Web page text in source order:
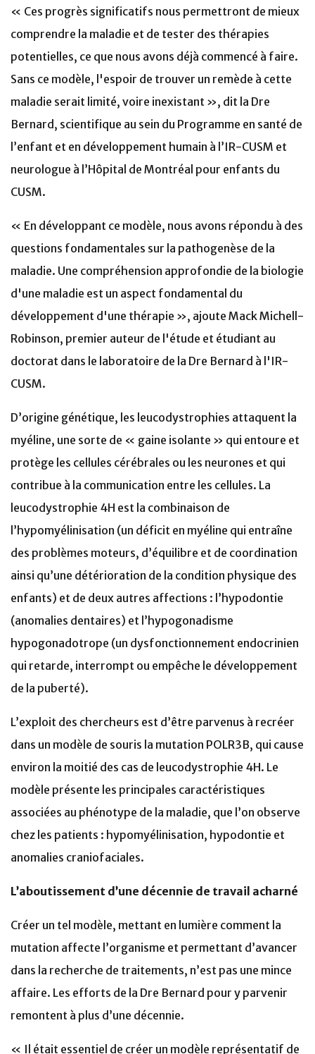
« Ces progrès significatifs nous permettront de mieux
comprendre la maladie et de tester des thérapies
potentielles, ce que nous avons déjà commencé à faire.
Sans ce modèle, l'espoir de trouver un remède à cette
maladie serait limité, voire inexistant », dit la Dre
Bernard, scientifique au sein du Programme en santé de
l’enfant et en développement humain à l’IR-CUSM et
neurologue à l’Hôpital de Montréal pour enfants du
CUSM.
« En développant ce modèle, nous avons répondu à des
questions fondamentales sur la pathogenèse de la
maladie. Une compréhension approfondie de la biologie
d'une maladie est un aspect fondamental du
développement d'une thérapie », ajoute Mack Michell-
Robinson, premier auteur de l'étude et étudiant au
doctorat dans le laboratoire de la Dre Bernard à l'IR-
CUSM.
D’origine génétique, les leucodystrophies attaquent la
myéline, une sorte de « gaine isolante » qui entoure et
protège les cellules cérébrales ou les neurones et qui
contribue à la communication entre les cellules. La
leucodystrophie 4H est la combinaison de
l’hypomyélinisation (un déficit en myéline qui entraîne
des problèmes moteurs, d’équilibre et de coordination
ainsi qu’une détérioration de la condition physique des
enfants) et de deux autres affections : l’hypodontie
(anomalies dentaires) et l’hypogonadisme
hypogonadotrope (un dysfonctionnement endocrinien
qui retarde, interrompt ou empêche le développement
de la puberté).
L’exploit des chercheurs est d’être parvenus à recréer
dans un modèle de souris la mutation POLR3B, qui cause
environ la moitié des cas de leucodystrophie 4H. Le
modèle présente les principales caractéristiques
associées au phénotype de la maladie, que l’on observe
chez les patients : hypomyélinisation, hypodontie et
anomalies craniofaciales.
L’aboutissement d’une décennie de travail acharné
Créer un tel modèle, mettant en lumière comment la
mutation affecte l’organisme et permettant d’avancer
dans la recherche de traitements, n’est pas une mince
affaire. Les efforts de la Dre Bernard pour y parvenir
remontent à plus d’une décennie.
« Il était essentiel de créer un modèle représentatif de